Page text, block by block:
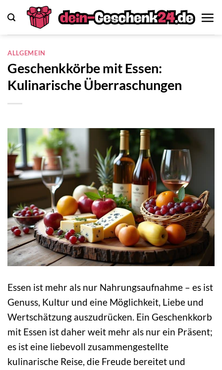
Inhalt
springen
ALLGEMEIN
Geschenkkörbe mit Essen:
Kulinarische Überraschungen
Essen ist mehr als nur Nahrungsaufnahme – es ist
Genuss, Kultur und eine Möglichkeit, Liebe und
Wertschätzung auszudrücken. Ein Geschenkkorb
mit Essen ist daher weit mehr als nur ein Präsent;
es ist eine liebevoll zusammengestellte
kulinarische Reise, die Freude bereitet und